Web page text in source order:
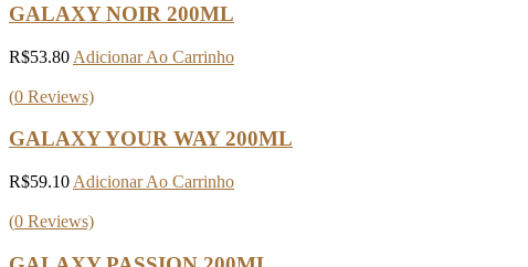
GALAXY NOIR 200ML
R$53.80 Adicionar Ao Carrinho
(0 Reviews)
GALAXY YOUR WAY 200ML
R$59.10 Adicionar Ao Carrinho
(0 Reviews)